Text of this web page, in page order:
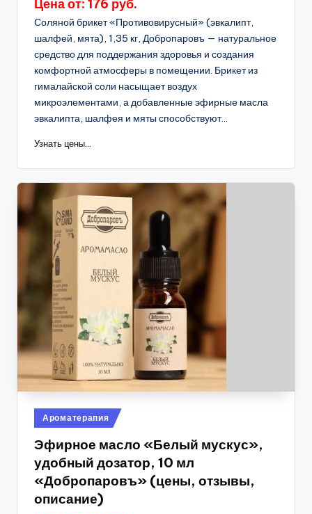
Цена от: 176 руб.
Соляной брикет «Противовирусный» (эвкалипт,
шалфей, мята), 1,35 кг, Добропаровъ — натуральное
средство для поддержания здоровья и создания
комфортной атмосферы в помещении. Брикет из
гималайской соли насыщает воздух
микроэлементами, а добавленные эфирные масла
эвкалипта, шалфея и мяты способствуют...
Узнать цены...
Опубликовано
в
Ароматерапия
Эфирное масло «Белый мускус»,
удобный дозатор, 10 мл
«Добропаровъ» (цены, отзывы,
описание)